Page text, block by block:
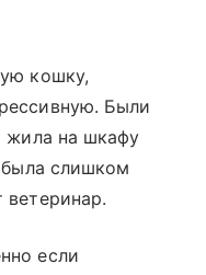
кошку,
Были
жила на шкафу
была слишком
ветеринар.
если